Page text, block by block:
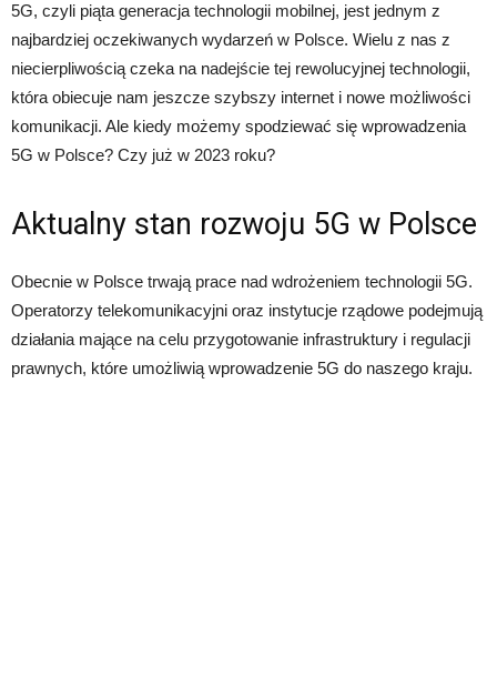
5G, czyli piąta generacja technologii mobilnej, jest jednym z
najbardziej oczekiwanych wydarzeń w Polsce. Wielu z nas z
niecierpliwością czeka na nadejście tej rewolucyjnej technologii,
która obiecuje nam jeszcze szybszy internet i nowe możliwości
komunikacji. Ale kiedy możemy spodziewać się wprowadzenia
5G w Polsce? Czy już w 2023 roku?
Aktualny stan rozwoju 5G w Polsce
Obecnie w Polsce trwają prace nad wdrożeniem technologii 5G.
Operatorzy telekomunikacyjni oraz instytucje rządowe podejmują
działania mające na celu przygotowanie infrastruktury i regulacji
prawnych, które umożliwią wprowadzenie 5G do naszego kraju.